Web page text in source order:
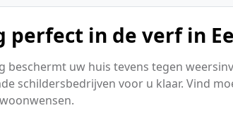
perfect in de verf in
beschermt uw huis tevens tegen
schildersbedrijven voor u klaar. Vind